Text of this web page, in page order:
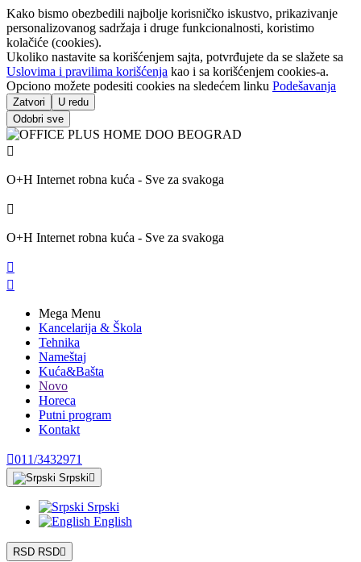
Kako bismo obezbedili najbolje korisničko iskustvo, prikazivanje
personalizovanog sadržaja i druge funkcionalnosti, koristimo
kolačiće (cookies).
Ukoliko nastavite sa korišćenjem sajta, potvrđujete da se slažete sa
Uslovima i pravilima korišćenja kao i sa korišćenjem cookies-a.
Opciono možete podesiti cookies na sledećem linku Podešavanja
Zatvori
U redu
Odobri sve

O+H Internet robna kuća - Sve za svakoga

O+H Internet robna kuća - Sve za svakoga


Mega Menu
Kancelarija & Škola
Tehnika
Nameštaj
Kuća&Bašta
Novo
Horeca
Putni program
Kontakt
011/3432971
Srpski 
Srpski
English
RSD RSD